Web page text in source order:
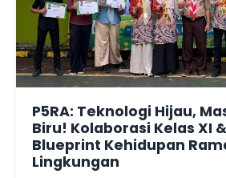
P5RA: Teknologi Hijau,
Biru! Kolaborasi Kelas XI
Blueprint Kehidupan
Lingkungan